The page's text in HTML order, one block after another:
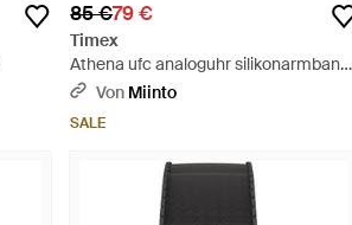
85 €79 €
Timex
Athena ufc analoguhr silikonarmband
- Schwarz
Von Miinto
SALE